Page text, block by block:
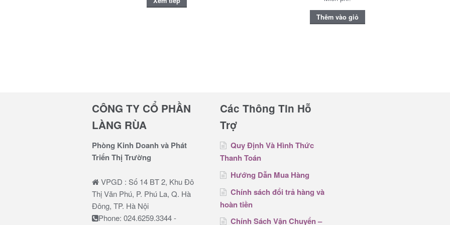
Thêm vào giỏ
CÔNG TY CỔ PHẦN
LÀNG RÙA
Phòng Kinh Doanh và Phát
Triển Thị Trường
VPGD : Số 14 BT 2, Khu Đô
Thị Văn Phú, P. Phú La, Q. Hà
Đông, TP. Hà Nội
Phone: 024.6259.3344 -
Các Thông Tin Hỗ
Trợ
Quy Định Và Hình Thức
Thanh Toán
Hướng Dẫn Mua Hàng
Chính sách đổi trả hàng và
hoàn tiền
Chính Sách Vận Chuyển –